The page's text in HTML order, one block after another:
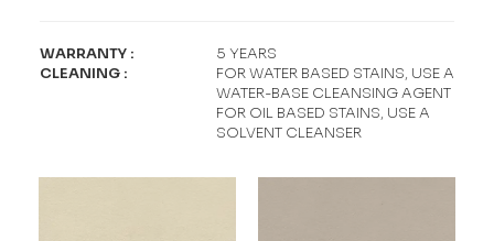
WARRANTY :
5 YEARS
CLEANING :
FOR WATER BASED STAINS, USE A
WATER-BASE CLEANSING AGENT
FOR OIL BASED STAINS, USE A
SOLVENT CLEANSER